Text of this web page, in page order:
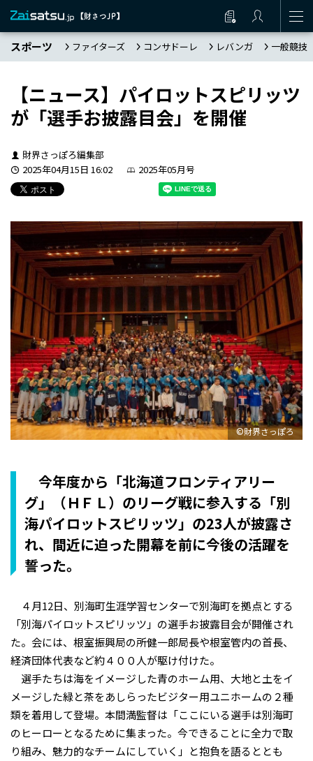
スポーツ ファイターズ コンサドーレ レバンガ 一般競技
【ニュース】パイロットスピリッツ
が「選手お披露目会」を開催
財界さっぽろ編集部
2025年04月15日 16:02
2025年05月号
©財界さっぽろ
今年度から「北海道フロンティアリー
グ」（ＨＦＬ）のリーグ戦に参入する「別
海パイロットスピリッツ」の23人が披露さ
れ、間近に迫った開幕を前に今後の活躍を
誓った。
４月12日、別海町生涯学習センターで別海町を拠点とする
「別海パイロットスピリッツ」の選手お披露目会が開催され
た。会には、根室振興局の所健一郎局長や根室管内の首長、
経済団体代表など約４００人が駆け付けた。
選手たちは海をイメージした青のホーム用、大地と土をイ
メージした緑と茶をあしらったビジター用ユニホームの２種
類を着用して登場。本間満監督は「ここにいる選手は別海町
のヒーローとなるために集まった。今できることに全力で取
り組み、魅力的なチームにしていく」と抱負を語るととも